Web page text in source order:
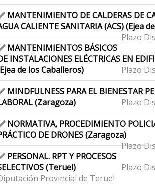
MANTENIMIENTO DE CALDERAS DE
CALIENTE SANITARIA (ACS) (Ejea
Plazo
MANTENIMIENTOS BÁSICOS
INSTALACIONES ELÉCTRICAS EN
de los Caballeros)
Plazo
MINDFULNESS PARA EL BIENESTAR
(Zaragoza)
Plazo
NORMATIVA, PROCEDIMIENTO
DE DRONES (Zaragoza)
Plazo
PERSONAL. RPT Y PROCESOS
(Teruel)
Plazo
Provincial de Teruel